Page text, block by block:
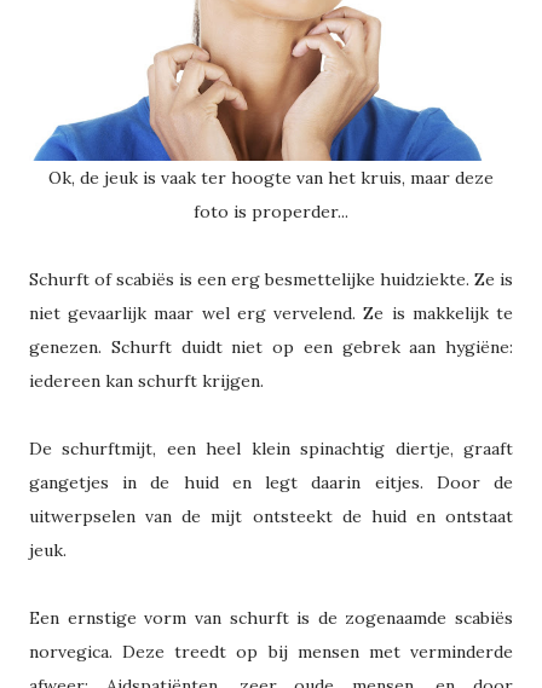
Ok, de jeuk is vaak ter hoogte van het kruis, maar deze
foto is properder...
Schurft of scabiës is een erg besmettelijke huidziekte. Ze is
niet gevaarlijk maar wel erg vervelend. Ze is makkelijk te
genezen. Schurft duidt niet op een gebrek aan hygiëne:
iedereen kan schurft krijgen.
De schurftmijt, een heel klein spinachtig diertje, graaft
gangetjes in de huid en legt daarin eitjes. Door de
uitwerpselen van de mijt ontsteekt de huid en ontstaat
jeuk.
Een ernstige vorm van schurft is de zogenaamde scabiës
norvegica. Deze treedt op bij mensen met verminderde